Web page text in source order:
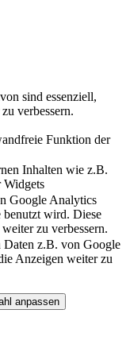
sind essenziell,
verbessern.
Funktion der
Inhalten wie z.B.
Widgets
Google Analytics
benutzt wird. Diese
zu verbessern.
z.B. von Google
Anzeigen weiter zu
anpassen